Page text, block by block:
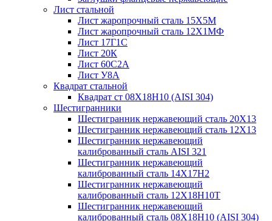
Лист стальной
Лист жаропрочный сталь 15Х5М
Лист жаропрочный сталь 12Х1МФ
Лист 17Г1С
Лист 20К
Лист 60С2А
Лист У8А
Квадрат стальной
Квадрат ст 08Х18Н10 (AISI 304)
Шестигранники
Шестигранник нержавеющий сталь 20Х13
Шестигранник нержавеющий сталь 12Х13
Шестигранник нержавеющий
калиброванный сталь AISI 321
Шестигранник нержавеющий
калиброванный сталь 14Х17Н2
Шестигранник нержавеющий
калиброванный сталь 12Х18Н10Т
Шестигранник нержавеющий
калиброванный сталь 08Х18Н10 (AISI 304)